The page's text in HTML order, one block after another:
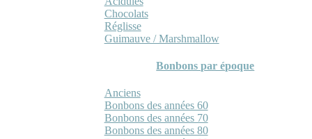
Chocolats
Réglisse
Guimauve / Marshmallow
Bonbons par époque
Anciens
Bonbons des années 60
Bonbons des années 70
Bonbons des années 80